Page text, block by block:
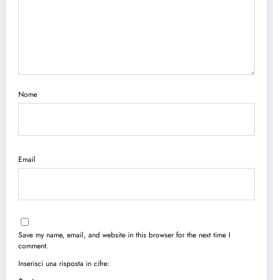
Nome
Email
Save my name, email, and website in this browser for the next time I
comment.
Inserisci una risposta in cifre: